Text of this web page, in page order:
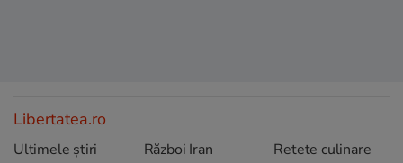
Libertatea.ro
Ultimele știri
Război Iran
Retete culinare